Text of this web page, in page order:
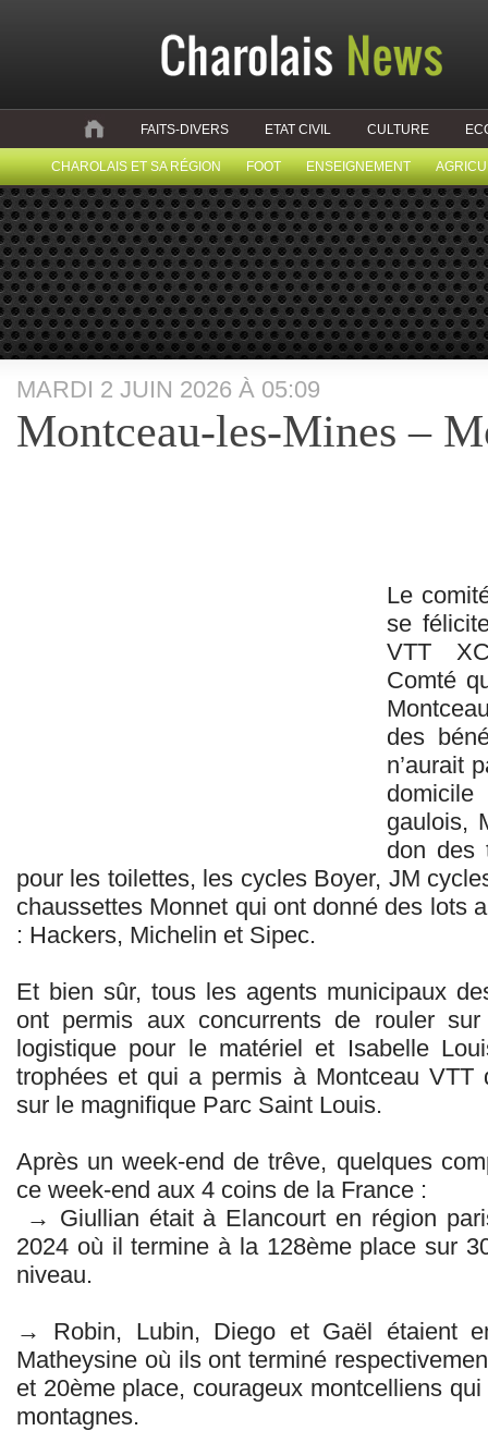
FAITS-DIVERS ETAT CIVIL CULTURE
CHAROLAIS ET SA RÉGION FOOT ENSEIGNEMENT
MARDI 2 JUIN 2026 À 05:09
Montceau-les-Mines –
Le
se
VTT
Comté
des
n’aurait
gaulois,
don des
pour les toilettes, les cycles Boyer, JM
chaussettes Monnet qui ont donné des lots
: Hackers, Michelin et Sipec.
Et bien sûr, tous les agents municipaux
ont permis aux concurrents de rouler
logistique pour le matériel et Isabelle
trophées et qui a permis à Montceau VTT
sur le magnifique Parc Saint Louis.
Après un week-end de trêve, quelques
ce week-end aux 4 coins de la France :
→ Giullian était à Elancourt en région
2024 où il termine à la 128ème place sur
niveau.
→ Robin, Lubin, Diego et Gaël étaient
Matheysine où ils ont terminé
et 20ème place, courageux montcelliens
montagnes.